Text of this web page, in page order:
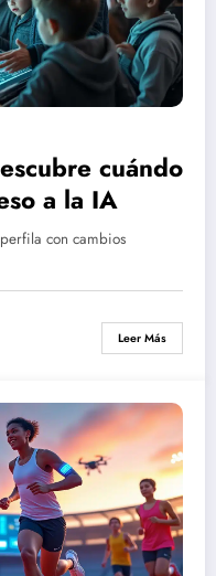
cuándo
a la IA
con cambios
Leer Más